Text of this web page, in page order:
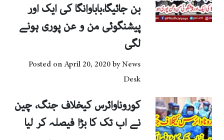
بن جائیگا،باباوانگا کی ایک اور
پیشنگوئی من و عن پوری ہونے
لگی
Posted onApril 20, 2020byNews
Desk
کوروناوائرس کیخلاف جنگ، چین
نے اب تک کا بڑا فیصلہ کر لیا